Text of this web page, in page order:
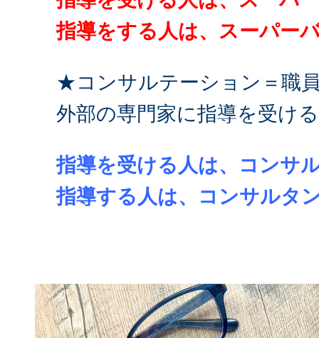
指導をする人は、スーパー
★コンサルテーション＝職
外部の専門家に指導を受け
指導を受ける人は、コンサ
指導する人は、コンサルタ